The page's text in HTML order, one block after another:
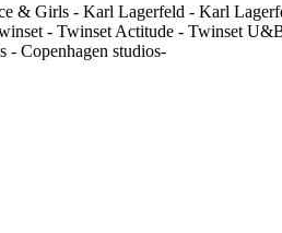
& Girls - Karl Lagerfeld - Karl
- Twinset Actitude - Twinset
- Copenhagen studios-